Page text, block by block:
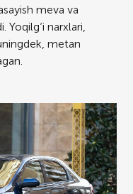
meva va
narxlari,
metan